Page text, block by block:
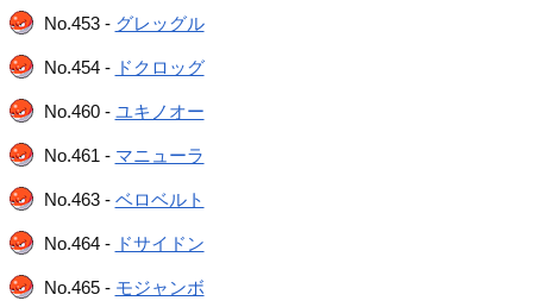
No.453 - グレッグル
No.454 - ドクロッグ
No.460 - ユキノオー
No.461 - マニューラ
No.463 - ベロベルト
No.464 - ドサイドン
No.465 - モジャンボ